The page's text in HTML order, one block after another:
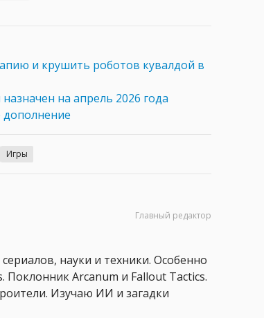
и крушить роботов кувалдой в
на апрель 2026 года
дополнение
Игры
Главный редактор
науки и техники. Особенно
Поклонник Arcanum и Fallout Tactics.
Изучаю ИИ и загадки